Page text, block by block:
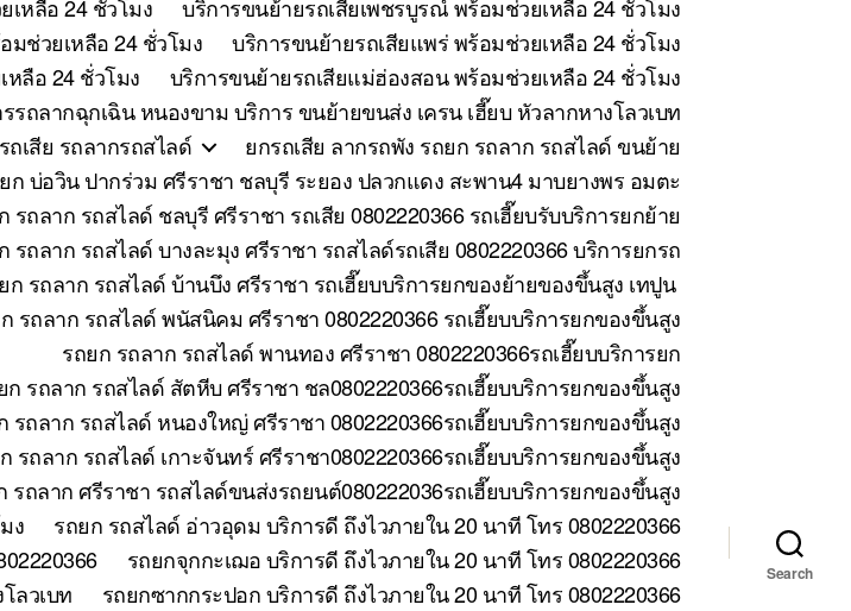
เหลือ 24 ชั่วโมง
บริการขนย้ายรถเสียเพชรบูรณ์ พร้อมช่วยเหลือ 24 ชั่วโมง
มช่วยเหลือ 24 ชั่วโมง
บริการขนย้ายรถเสียแพร่ พร้อมช่วยเหลือ 24 ชั่วโมง
ลือ 24 ชั่วโมง
บริการขนย้ายรถเสียแม่ฮ่องสอน พร้อมช่วยเหลือ 24 ชั่วโมง
รถลากฉุกเฉิน หนองขาม บริการ ขนย้ายขนส่ง เครน เฮี๊ยบ หัวลากหางโลวเบท
เสีย รถลากรถสไลด์
ยกรถเสีย ลากรถพัง รถยก รถลาก รถสไลด์ ขนย้าย
ก บ่อวิน ปากร่วม ศรีราชา ชลบุรี ระยอง ปลวกแดง สะพาน4 มาบยางพร อมตะ
รถลาก รถสไลด์ ชลบุรี ศรีราชา รถเสีย 0802220366 รถเฮี๊ยบรับบริการยกย้าย
รถลาก รถสไลด์ บางละมุง ศรีราชา รถสไลด์รถเสีย 0802220366 บริการยกรถ
ก รถลาก รถสไลด์ บ้านบึง ศรีราชา รถเฮี๊ยบบริการยกของย้ายของขึ้นสูง เทปูน
รถลาก รถสไลด์ พนัสนิคม ศรีราชา 0802220366 รถเฮี๊ยบบริการยกของขึ้นสูง
รถยก รถลาก รถสไลด์ พานทอง ศรีราชา 0802220366รถเฮี๊ยบบริการยก
ก รถลาก รถสไลด์ สัตหีบ ศรีราชา ชล0802220366รถเฮี๊ยบบริการยกของขึ้นสูง
รถลาก รถสไลด์ หนองใหญ่ ศรีราชา 0802220366รถเฮี๊ยบบริการยกของขึ้นสูง
รถลาก รถสไลด์ เกาะจันทร์ ศรีราชา0802220366รถเฮี๊ยบบริการยกของขึ้นสูง
รถลาก ศรีราชา รถสไลด์ขนส่งรถยนต์080222036รถเฮี๊ยบบริการยกของขึ้นสูง
ง
รถยก รถสไลด์ อ่าวอุดม บริการดี ถึงไวภายใน 20 นาที โทร 0802220366
รถยกจุกกะเฌอ บริการดี ถึงไวภายใน 20 นาที โทร 0802220366
ลวเบท
รถยกซากกระปอก บริการดี ถึงไวภายใน 20 นาที โทร 0802220366
Search